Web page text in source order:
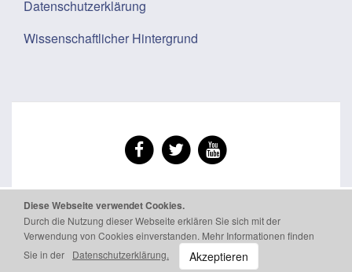
Datenschutzerklärung
Wissenschaftlicher Hintergrund
© 2026. MemoStep6 e.U.
Impressum
Datenschutzerklärung
Diese Webseite verwendet Cookies.
Durch die Nutzung dieser Webseite erklären Sie sich mit der
Verwendung von Cookies einverstanden. Mehr Informationen finden
Sie in der
Datenschutzerklärung. Akzeptieren